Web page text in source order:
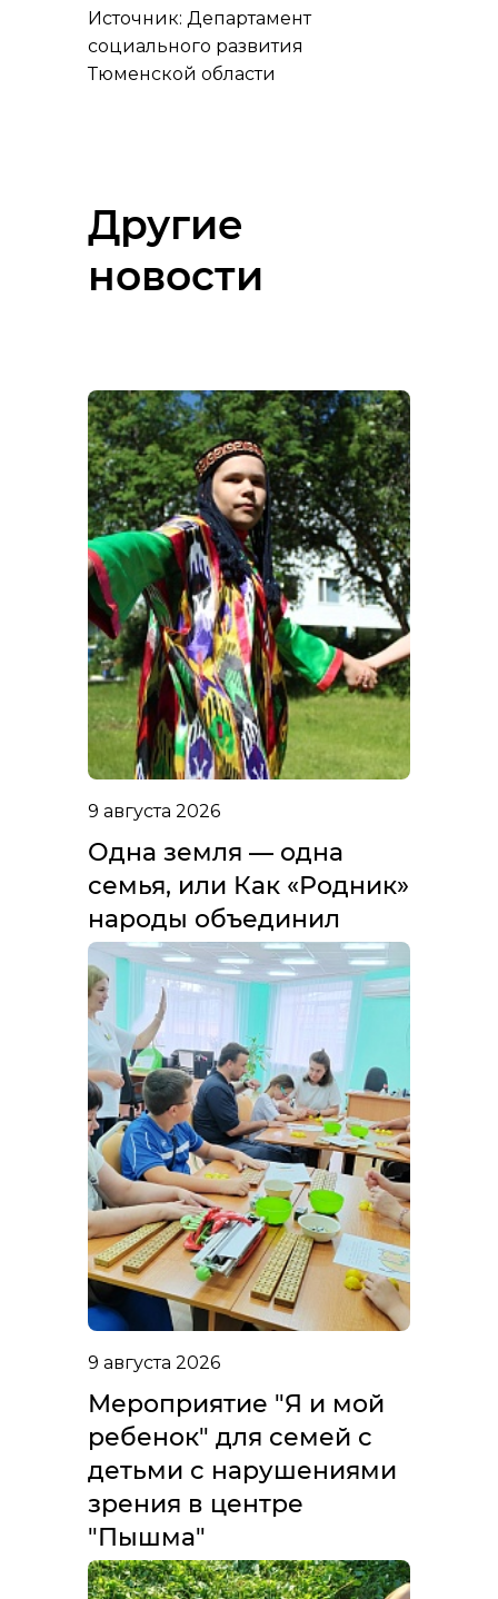
Источник: Департамент
социального развития
Тюменской области
Другие
новости
9 августа 2026
Одна земля — одна
семья, или Как «Родник»
народы объединил
9 августа 2026
Мероприятие "Я и мой
ребенок" для семей с
детьми с нарушениями
зрения в центре
"Пышма"